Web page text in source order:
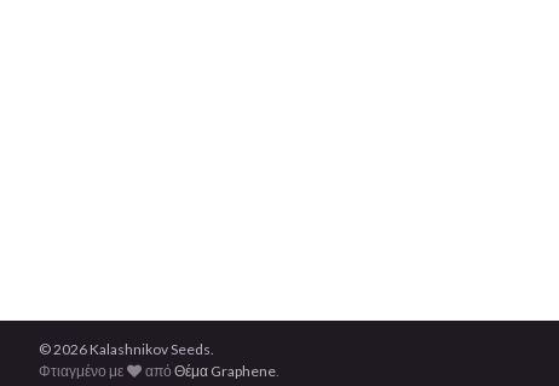
© 2026 Kalashnikov Seeds.
Φτιαγμένο με
απόΘέμα Graphene.